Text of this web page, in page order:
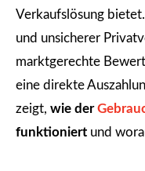
Verkaufslösung
und unsicherer
marktgerechte
eine direkte
zeigt, wie der
funktioniert und